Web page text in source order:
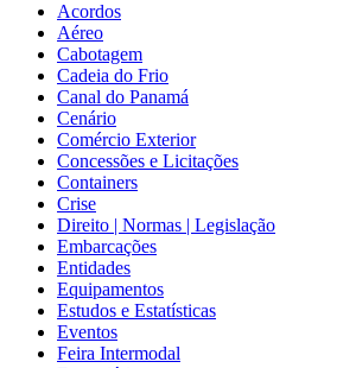
Acordos
Aéreo
Cabotagem
Cadeia do Frio
Canal do Panamá
Cenário
Comércio Exterior
Concessões e Licitações
Containers
Crise
Direito | Normas | Legislação
Embarcações
Entidades
Equipamentos
Estudos e Estatísticas
Eventos
Feira Intermodal